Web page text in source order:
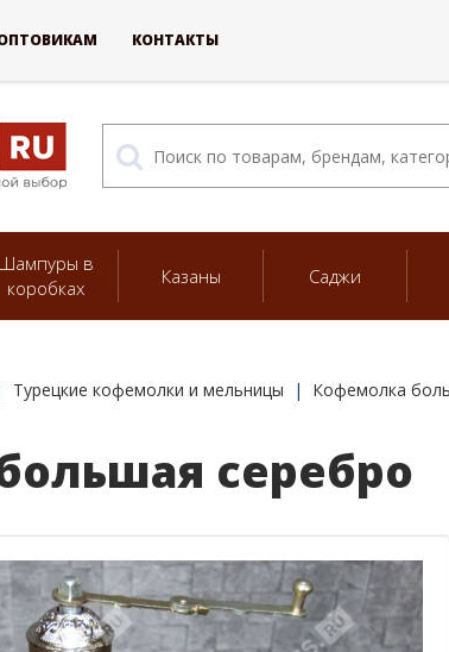
Шампуры в
коробках
Казаны Саджи
Турецкие кофемолки и мельницы Кофемолка
серебро
КОНТАКТЫ